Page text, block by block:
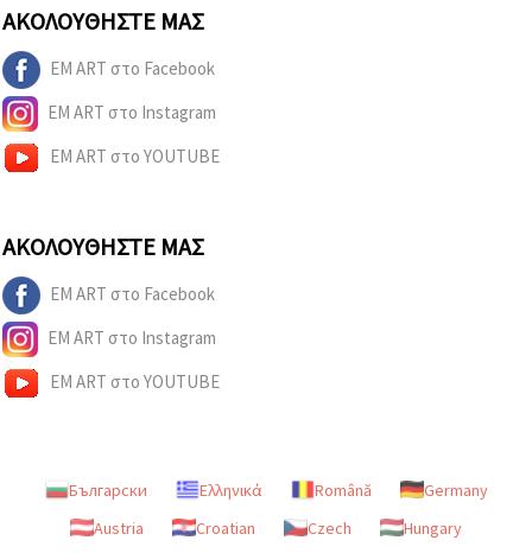
ΑΚΟΛΟΥΘΉΣΤΕ ΜΑΣ
EM ART στο Facebook
EM ART στο Instagram
EM ART στο YOUTUBE
ΑΚΟΛΟΥΘΉΣΤΕ ΜΑΣ
EM ART στο Facebook
EM ART στο Instagram
EM ART στο YOUTUBE
Български Ελληνικά Română
Germany
Austria
Croatian Czech Hungary